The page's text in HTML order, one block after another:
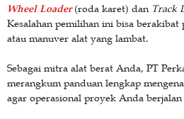
Wheel Loader(roda karet) dan Track
Kesalahan pemilihan ini bisa
atau manuver alat yang lambat.
Sebagai mitra alat berat Anda, PT
merangkum panduan lengkap
agar operasional proyek Anda berjalan